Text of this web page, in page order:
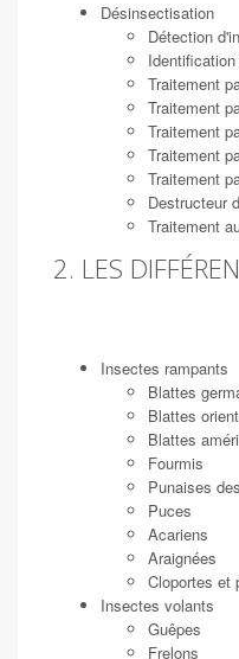
Désinsectisation
Détection
Traitement
Traitement
Traitement
Traitement
Traitement
Destructeur
Traitement
2. LES
Insectes rampants
Blattes
Blattes
Blattes
Fourmis
Punaises
Puces
Acariens
Araignées
Cloportes et
Insectes volants
Guêpes
Frelons